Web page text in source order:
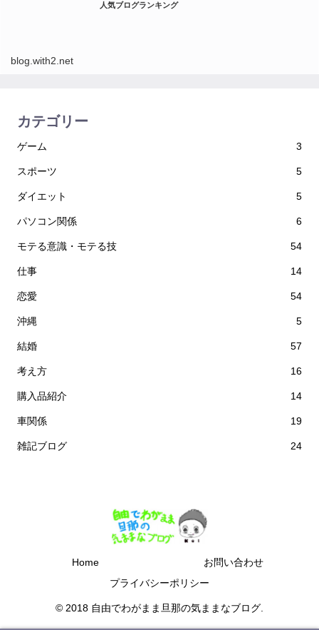
人気ブログランキング
blog.with2.net
カテゴリー
ゲーム 3
スポーツ 5
ダイエット 5
パソコン関係 6
モテる意識・モテる技 54
仕事 14
恋愛 54
沖縄 5
結婚 57
考え方 16
購入品紹介 14
車関係 19
雑記ブログ 24
Home
お問い合わせ
プライバシーポリシー
© 2018 自由でわがまま旦那の気ままなブログ.